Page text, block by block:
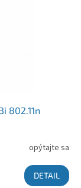
802.11n
opýtajte sa
DETAIL